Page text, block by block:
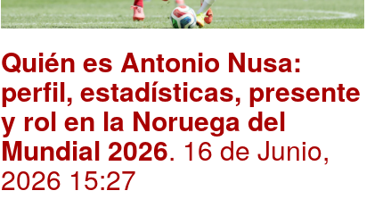
Quién es Antonio Nusa:
perfil, estadísticas, presente
y rol en la Noruega del
Mundial 2026. 16 de Junio,
2026 15:27